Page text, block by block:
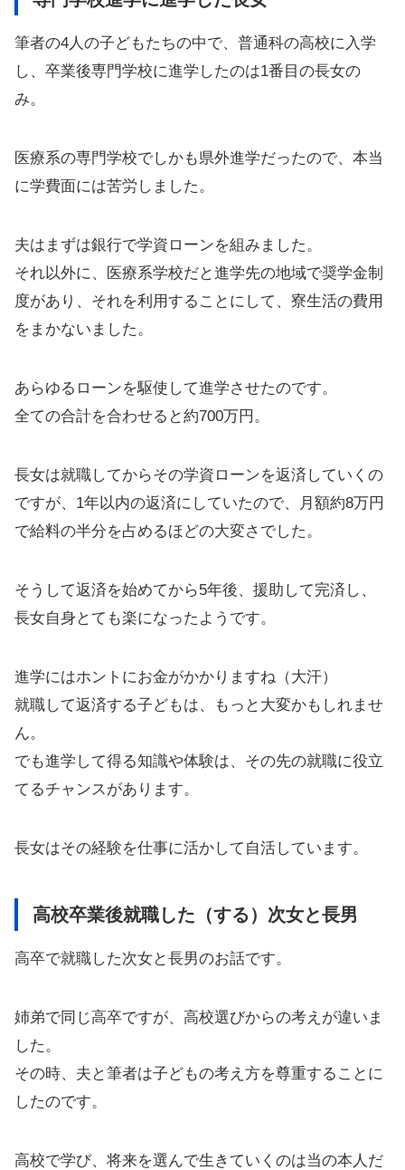
筆者の4人の子どもたちの中で、普通科の高校に入学
し、卒業後専門学校に進学したのは1番目の長女の
み。
医療系の専門学校でしかも県外進学だったので、本当
に学費面には苦労しました。
夫はまずは銀行で学資ローンを組みました。
それ以外に、医療系学校だと進学先の地域で奨学金制
度があり、それを利用することにして、寮生活の費用
をまかないました。
あらゆるローンを駆使して進学させたのです。
全ての合計を合わせると約700万円。
長女は就職してからその学資ローンを返済していくの
ですが、1年以内の返済にしていたので、月額約8万円
で給料の半分を占めるほどの大変さでした。
そうして返済を始めてから5年後、援助して完済し、
長女自身とても楽になったようです。
進学にはホントにお金がかかりますね（大汗）
就職して返済する子どもは、もっと大変かもしれませ
ん。
でも進学して得る知識や体験は、その先の就職に役立
てるチャンスがあります。
長女はその経験を仕事に活かして自活しています。
高校卒業後就職した（する）次女と長男
高卒で就職した次女と長男のお話です。
姉弟で同じ高卒ですが、高校選びからの考えが違いま
した。
その時、夫と筆者は子どもの考え方を尊重することに
したのです。
高校で学び、将来を選んで生きていくのは当の本人だ